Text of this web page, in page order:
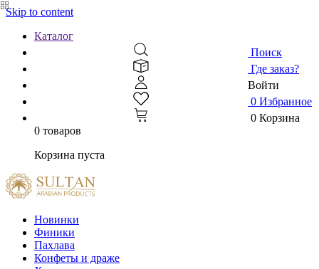
Skip to content
Каталог
Поиск
Где заказ?
Войти
0 Избранное
0 Корзина
0 товаров
Корзина пуста
Новинки
Финики
Пахлава
Конфеты и драже